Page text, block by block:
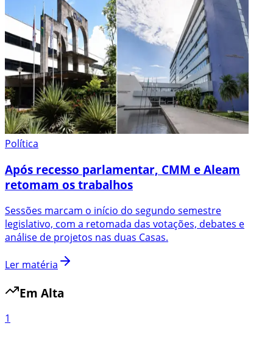
Política
Após recesso parlamentar, CMM e Aleam
retomam os trabalhos
Sessões marcam o início do segundo semestre
legislativo, com a retomada das votações, debates e
análise de projetos nas duas Casas.
Ler matéria
Em Alta
1